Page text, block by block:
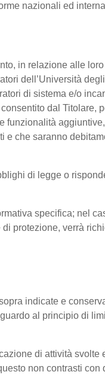
nazionali ed
in relazione alle
dell’Università
di sistema e/o
dal Titolare,
funzionalità
e che saranno
di legge o
specifica; nel
protezione, verrà
indicate e
al principio di
di attività svolte
non contrasti con